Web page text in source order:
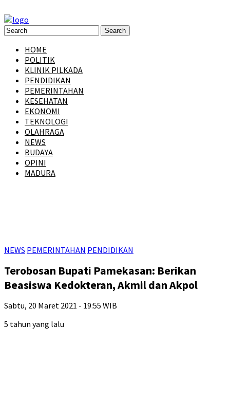
HOME
POLITIK
KLINIK PILKADA
PENDIDIKAN
PEMERINTAHAN
KESEHATAN
EKONOMI
TEKNOLOGI
OLAHRAGA
NEWS
BUDAYA
OPINI
MADURA
NEWS PEMERINTAHAN PENDIDIKAN
Terobosan Bupati Pamekasan: Berikan
Beasiswa Kedokteran, Akmil dan Akpol
Sabtu, 20 Maret 2021 - 19:55 WIB
5 tahun yang lalu